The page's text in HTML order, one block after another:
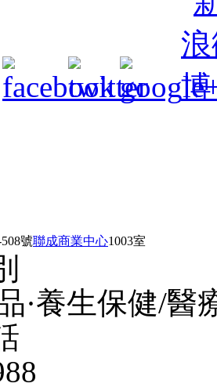
號聯成商業中心1003室
·養生保健/醫